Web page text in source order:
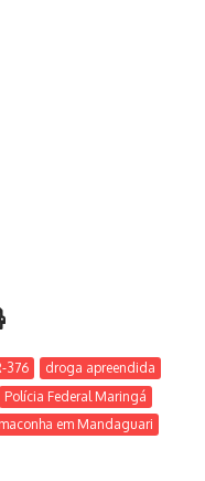
376
droga apreendida
Polícia Federal Maringá
em Mandaguari